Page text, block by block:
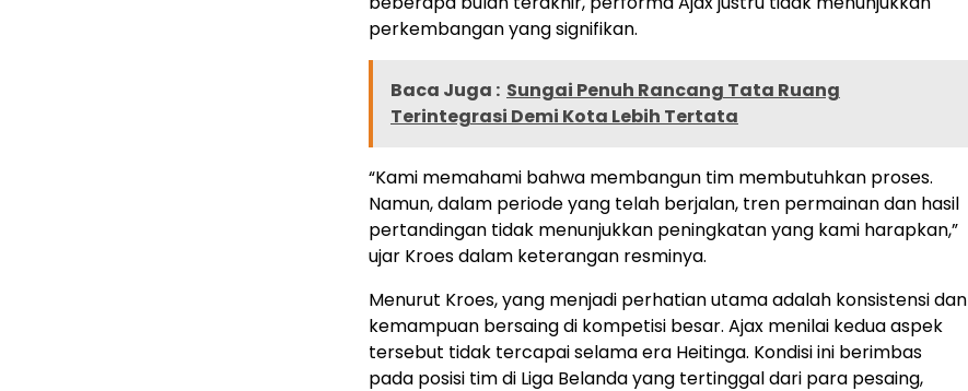
perkembangan yang signifikan.
Baca Juga : Sungai Penuh Rancang Tata Ruang
Terintegrasi Demi Kota Lebih Tertata
“Kami memahami bahwa membangun tim membutuhkan proses.
Namun, dalam periode yang telah berjalan, tren permainan dan hasil
pertandingan tidak menunjukkan peningkatan yang kami harapkan,”
ujar Kroes dalam keterangan resminya.
Menurut Kroes, yang menjadi perhatian utama adalah konsistensi dan
kemampuan bersaing di kompetisi besar. Ajax menilai kedua aspek
tersebut tidak tercapai selama era Heitinga. Kondisi ini berimbas
pada posisi tim di Liga Belanda yang tertinggal dari para pesaing,